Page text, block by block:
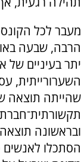
מעבר לכל
הרבה, שבעה
יתר בעיניים של
השערורייתית,
שהייתה תוצאה
ובראשונה
הסתכלו לאנשים